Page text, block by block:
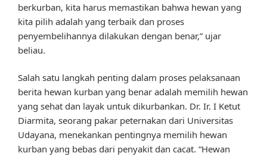
berkurban, kita harus memastikan bahwa hewan yang
kita pilih adalah yang terbaik dan proses
penyembelihannya dilakukan dengan benar,” ujar
beliau.
Salah satu langkah penting dalam proses pelaksanaan
berita hewan kurban yang benar adalah memilih hewan
yang sehat dan layak untuk dikurbankan. Dr. Ir. I Ketut
Diarmita, seorang pakar peternakan dari Universitas
Udayana, menekankan pentingnya memilih hewan
kurban yang bebas dari penyakit dan cacat. “Hewan